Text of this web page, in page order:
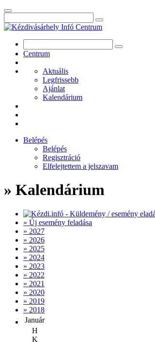
Centrum
Aktuális
Legfrissebb
Ajánlat
Kalendárium
Belépés
Belépés
Regisztráció
Elfelejtettem a jelszavam
» Kalendárium
» Új esemény feladása
» 2027
» 2026
» 2025
» 2024
» 2023
» 2022
» 2021
» 2020
» 2019
» 2018
Január
H
K